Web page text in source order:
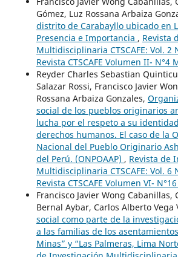
Gómez, Luz Rossana Arbaiza
distrito de Carabayllo ubicado en
Presencia e Importancia , Revista
Multidisciplinaria CTSCAFE: Vol. 2
Revista CTSCAFE Volumen II- N°4
Reyder Charles Sebastian
Salazar Rossi, Francisco Javier
Rossana Arbaiza Gonzales,
social de los pueblos originarios
lucha por el respeto a su
derechos humanos. El caso de la
Nacional del Pueblo Originario
del Perú. (ONPOAAP) , Revista de
Multidisciplinaria CTSCAFE: Vol. 6
Revista CTSCAFE Volumen VI-
Francisco Javier Wong Cabanillas,
Bernal Aybar, Carlos Alberto Vega
social como parte de la
a las familias de los
Minas” y “Las Palmeras, Lima